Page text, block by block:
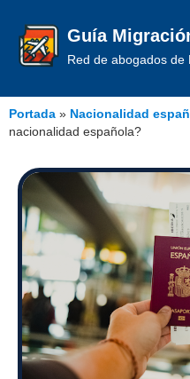
Guía
Red de abogados de
Portada » Nacionalidad
nacionalidad española?